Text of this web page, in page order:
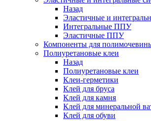
Назад
Эластичные и
Интегральные ППУ
Эластичные ППУ
Компоненты для
Полиуретановые клеи
Назад
Полиуретановые клеи
Клеи-герметики
Клей для бруса
Клей для камня
Клей для минеральной
Клей для обуви